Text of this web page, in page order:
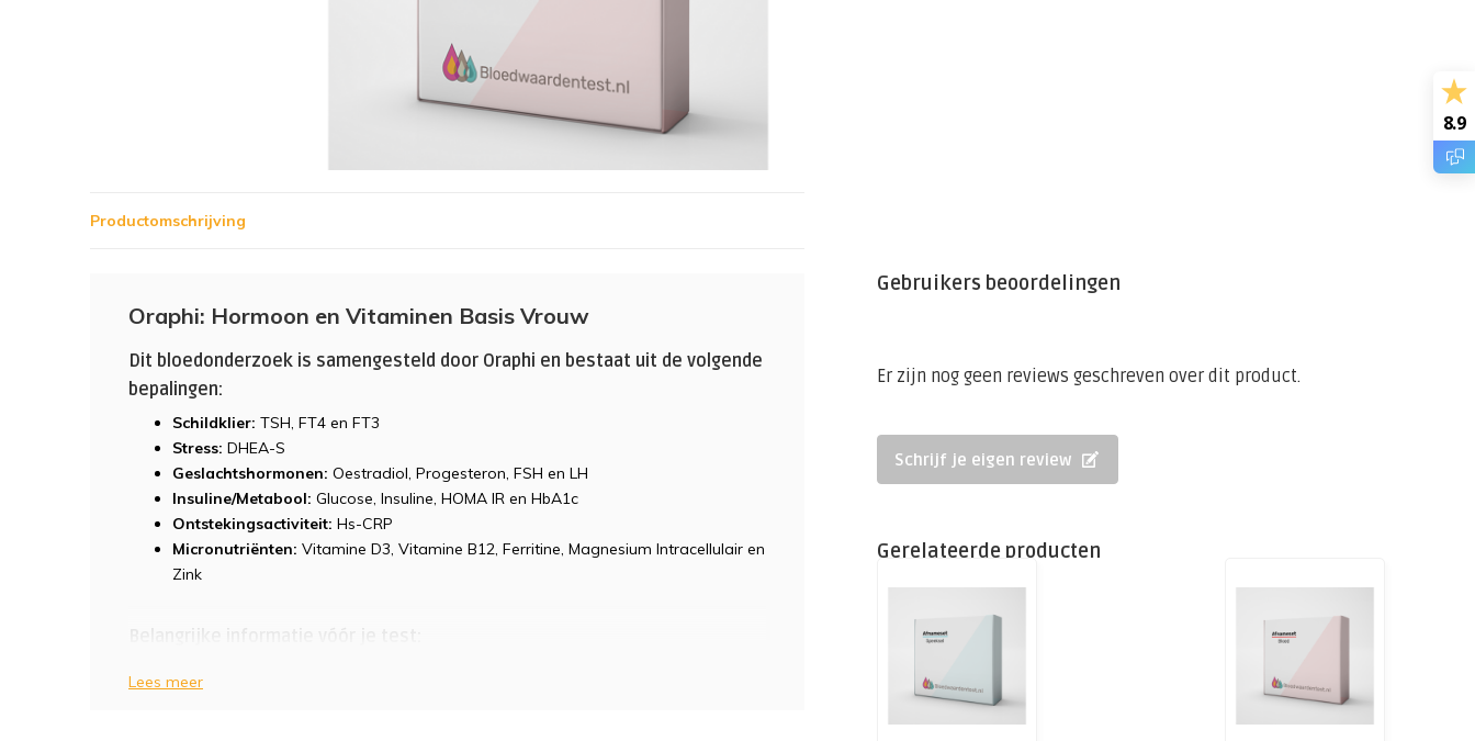
Productomschrijving
Oraphi: Hormoon en Vitaminen Basis Vrouw
Dit bloedonderzoek is samengesteld door Oraphi en bestaat uit de volgende
bepalingen:
Schildklier: TSH, FT4 en FT3
Stress: DHEA-S
Geslachtshormonen: Oestradiol, Progesteron, FSH en LH
Insuline/Metabool: Glucose, Insuline, HOMA IR en HbA1c
Ontstekingsactiviteit: Hs-CRP
Micronutriënten: Vitamine D3, Vitamine B12, Ferritine, Magnesium Intracellulair en
Zink
tijd alleen water.
Lees meer
Gebruikers beoordelingen
Er zijn nog geen reviews geschreven over dit product.
Schrijf je eigen review
Gerelateerde producten
8.9